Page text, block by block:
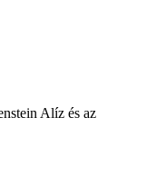
Alíz és az